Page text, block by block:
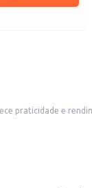
em bisnaga facilita o uso e o